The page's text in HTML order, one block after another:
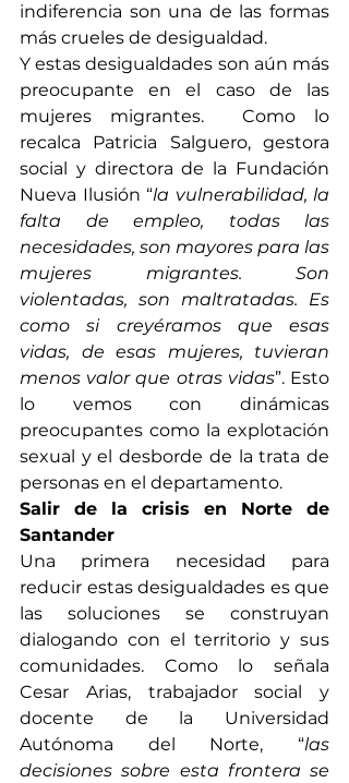
indiferencia son una de las formas
más crueles de desigualdad.
Y estas desigualdades son aún más
preocupante en el caso de las
mujeres migrantes.  Como lo
recalca Patricia Salguero, gestora
social y directora de la Fundación
Nueva Ilusión “la vulnerabilidad, la
falta de empleo, todas las
necesidades, son mayores para las
mujeres migrantes. Son
violentadas, son maltratadas. Es
como si creyéramos que esas
vidas, de esas mujeres, tuvieran
menos valor que otras vidas”. Esto
lo vemos con dinámicas
preocupantes como la explotación
sexual y el desborde de la trata de
personas en el departamento.
Salir de la crisis en Norte de
Santander
Una primera necesidad para
reducir estas desigualdades es que
las soluciones se construyan
dialogando con el territorio y sus
comunidades. Como lo señala
Cesar Arias, trabajador social y
docente de la Universidad
Autónoma del Norte, “las
decisiones sobre esta frontera se